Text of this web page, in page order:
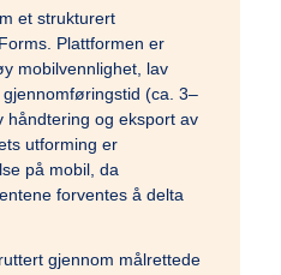
et strukturert
Plattformen er
mobilvennlighet, lav
(ca. 3–
håndtering og eksport av
utforming er
på mobil, da
forventes å delta
gjennom målrettede